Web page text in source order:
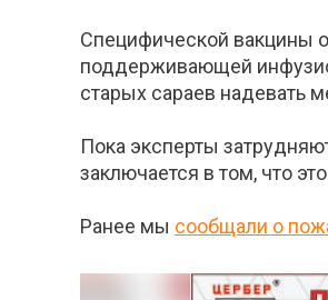
Специфической вакцины
поддерживающей
старых сараев надевать
Пока эксперты
заключается в том, что
Ранее мы сообщали о